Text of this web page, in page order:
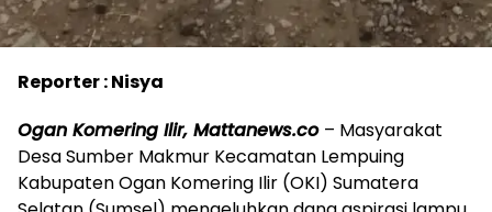
Reporter : Nisya
Ogan Komering Ilir, Mattanews.co – Masyarakat
Desa Sumber Makmur Kecamatan Lempuing
Kabupaten Ogan Komering Ilir (OKI) Sumatera